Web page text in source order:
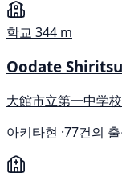
학교 344 m
Oodate
大館市立第一中学校
아키타현 ·77건의